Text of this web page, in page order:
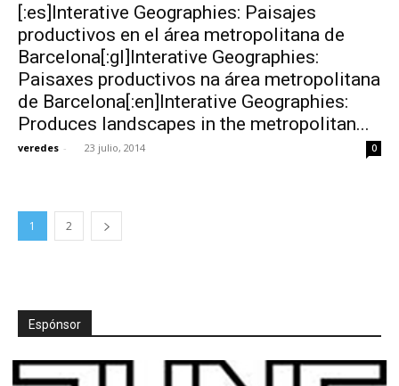
[:es]Interative Geographies: Paisajes
productivos en el área metropolitana de
Barcelona[:gl]Interative Geographies:
Paisaxes productivos na área metropolitana
de Barcelona[:en]Interative Geographies:
Produces landscapes in the metropolitan...
veredes - 23 julio, 2014 0
1 2
Espónsor